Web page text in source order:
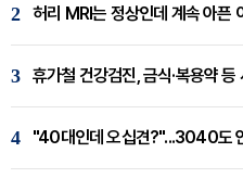
2 허리 MRI는 정상인데 계속 아픈
3 휴가철 건강검진, 금식·복용약
4 "40대인데 오십견?"...3040도